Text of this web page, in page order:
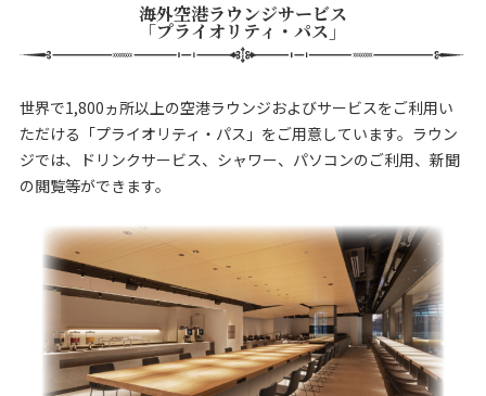
海外空港ラウンジサービス
「プライオリティ・パス」
世界で1,800ヵ所以上の空港ラウンジおよびサービスをご利用い
ただける「プライオリティ・パス」をご用意しています。ラウン
ジでは、ドリンクサービス、シャワー、パソコンのご利用、新聞
の閲覧等ができます。